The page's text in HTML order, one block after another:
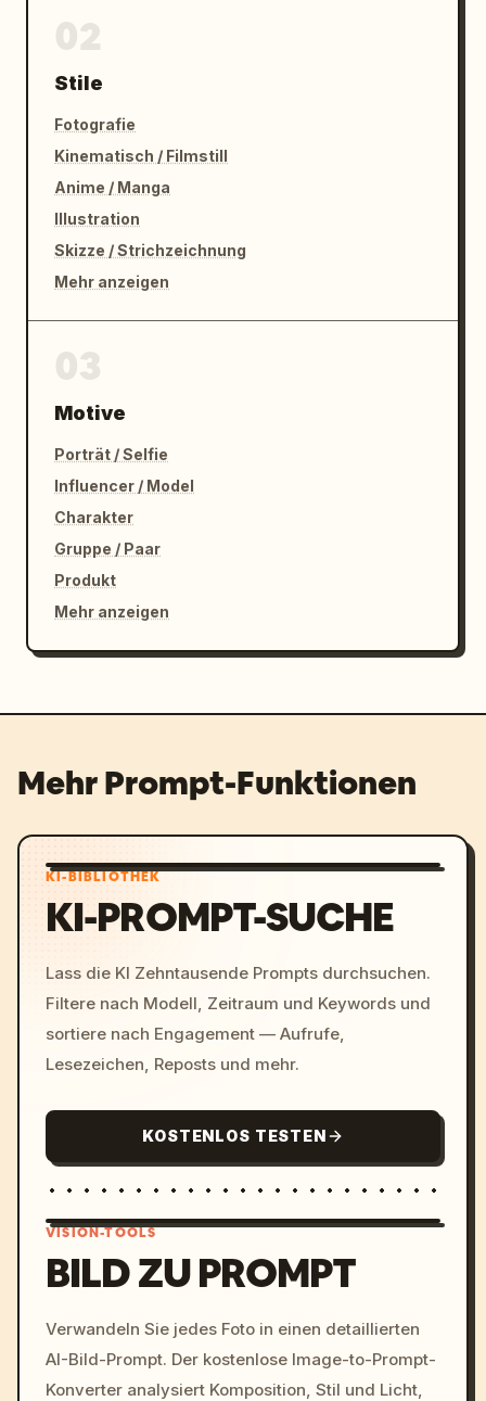
Stile
Fotografie
Kinematisch / Filmstill
Anime / Manga
Illustration
Skizze / Strichzeichnung
Mehr anzeigen
Motive
Porträt / Selfie
Influencer / Model
Charakter
Gruppe / Paar
Produkt
Mehr anzeigen
Mehr Prompt-Funktionen
KI-BIBLIOTHEK
KI-PROMPT-SUCHE
Lass die KI Zehntausende Prompts durchsuchen.
Filtere nach Modell, Zeitraum und Keywords und
sortiere nach Engagement — Aufrufe,
Lesezeichen, Reposts und mehr.
KOSTENLOS TESTEN
c, cyberpunk sunset, neon
colors, 8k --v 6.0
VISION-TOOLS
BILD ZU PROMPT
Verwandeln Sie jedes Foto in einen detaillierten
AI-Bild-Prompt. Der kostenlose Image-to-Prompt-
Konverter analysiert Komposition, Stil und Licht,